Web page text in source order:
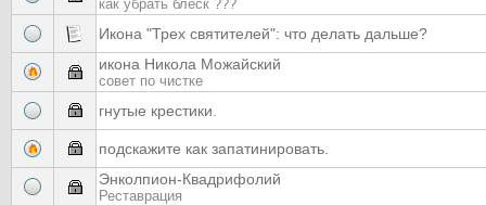
как убрать блеск ???
Икона "Трех святителей": что делать дальше?
икона Никола Можайский
совет по чистке
гнутые крестики.
подскажите как запатинировать.
Энколпион-Квадрифолий
Реставрация